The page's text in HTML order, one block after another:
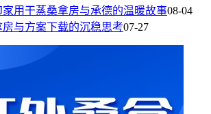
用干蒸桑拿房与承德的温暖故事08-04
与方案下载的沉稳思考07-27